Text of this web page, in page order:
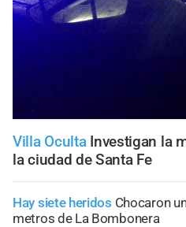
Villa Oculta Investigan la
la ciudad de Santa Fe
Hay siete heridos Chocaron
metros de La Bombonera